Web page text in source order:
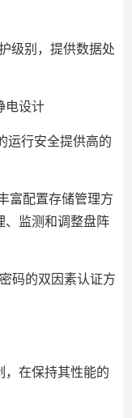
级别，提供数据处
电设计
运行安全提供高的
富配置存储管理方
、监测和调整盘阵
码的双因素认证方
，在保持其性能的